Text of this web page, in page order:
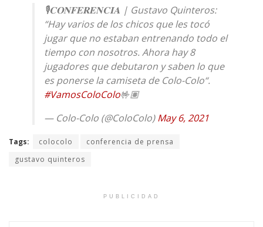
🎙️𝐂𝐎𝐍𝐅𝐄𝐑𝐄𝐍𝐂𝐈𝐀 | Gustavo Quinteros:
“Hay varios de los chicos que les tocó
jugar que no estaban entrenando todo el
tiempo con nosotros. Ahora hay 8
jugadores que debutaron y saben lo que
es ponerse la camiseta de Colo-Colo“.
#VamosColoColo🤟🏽
— Colo-Colo (@ColoColo)May 6, 2021
Tags: colocolo
conferencia de prensa
gustavo quinteros
PUBLICIDAD